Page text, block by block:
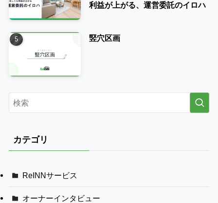
利益が上がる、運営委託のイロハ
竪穴区画
カテゴリ
ReINNサービス
オーナーインタビュー